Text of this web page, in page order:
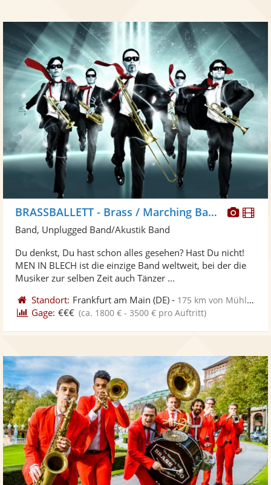
Fotos
BRASSBALLETT - Brass / Marching Band/ Walkact, Blaskapelle
Band, Unplugged Band/Akustik Band
Du denkst, Du hast schon alles gesehen? Hast Du nicht!
MEN IN BLECH ist die einzige Band weltweit, bei der die
Musiker zur selben Zeit auch Tänzer ...
Standort: Frankfurt am Main (DE) - 175 km von Mühlhausen
Gage: €€€ (ca. 1800 € - 3500 € pro Auftritt)